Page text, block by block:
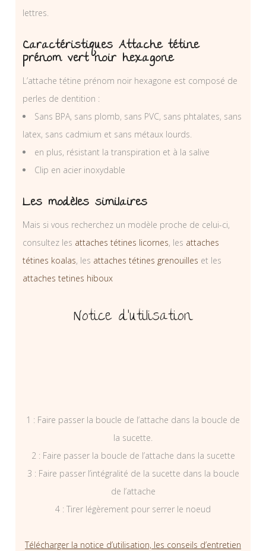
lettres.
Caractéristiques Attache tétine
prénom vert noir hexagone
L’attache tétine prénom noir hexagone est composé de
perles de dentition :
Sans BPA, sans plomb, sans PVC, sans phtalates, sans
latex, sans cadmium et sans métaux lourds.
en plus, résistant la transpiration et à la salive
Clip en acier inoxydable
Les modèles similaires
Mais si vous recherchez un modèle proche de celui-ci,
consultez les attaches tétines licornes, les attaches
tétines koalas, les attaches tétines grenouilles et les
attaches tetines hiboux
Notice d’utilisation
1 : Faire passer la boucle de l’attache dans la boucle de
la sucette.
2 : Faire passer la boucle de l’attache dans la sucette
3 : Faire passer l’intégralité de la sucette dans la boucle
de l’attache
4 : Tirer légèrement pour serrer le noeud
Télécharger la notice d’utilisation, les conseils d’entretien